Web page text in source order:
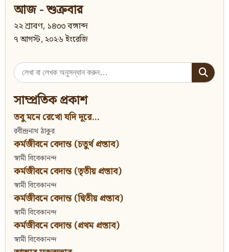
আজ - শুক্রবার
২২ শ্রাবণ, ১৪৩৩ বঙ্গাব্দ
৭ আগস্ট, ২০২৬ ইংরেজি
Search
for:
সাম্প্রতিক প্রকাশ
তবু মনে রেখো যদি দূরে...
রবীন্দ্রনাথ ঠাকুর
কর্মজীবনে বেদান্ত (চতুর্থ প্রস্তাব)
স্বামী বিবেকানন্দ
কর্মজীবনে বেদান্ত (তৃতীয় প্রস্তাব)
স্বামী বিবেকানন্দ
কর্মজীবনে বেদান্ত (দ্বিতীয় প্রস্তাব)
স্বামী বিবেকানন্দ
কর্মজীবনে বেদান্ত (প্রথম প্রস্তাব)
স্বামী বিবেকানন্দ